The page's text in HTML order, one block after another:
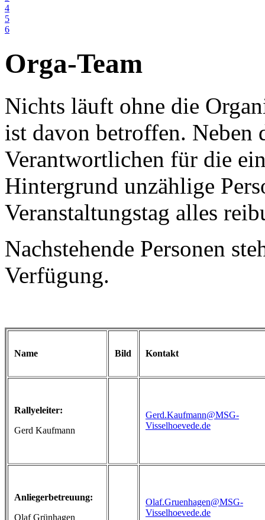
4
5
6
Orga-Team
Nichts läuft ohne die
ist davon betroffen. Neben
Verantwortlichen für die
Hintergrund unzählige
Veranstaltungstag alles
Nachstehende Personen
Verfügung.
Name Bild Kontakt
Rallyeleiter:
Gerd Kaufmann
Gerd.Kaufmann@MSG-
Visselhoevede.de
Anliegerbetreuung:
Olaf Grünhagen
Olaf.Gruenhagen@MSG-
Visselhoevede.de